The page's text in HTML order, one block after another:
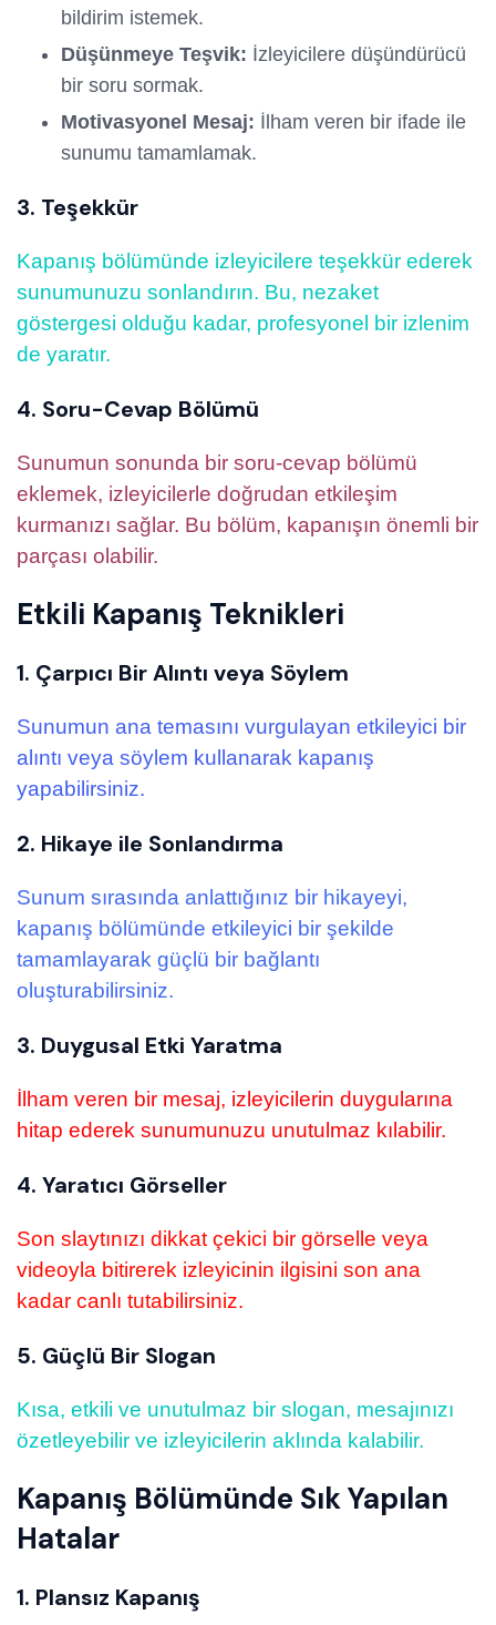
bildirim istemek.
Düşünmeye Teşvik: İzleyicilere düşündürücü
bir soru sormak.
Motivasyonel Mesaj: İlham veren bir ifade ile
sunumu tamamlamak.
3. Teşekkür
Kapanış bölümünde izleyicilere teşekkür ederek
sunumunuzu sonlandırın. Bu, nezaket
göstergesi olduğu kadar, profesyonel bir izlenim
de yaratır.
4. Soru-Cevap Bölümü
Sunumun sonunda bir soru-cevap bölümü
eklemek, izleyicilerle doğrudan etkileşim
kurmanızı sağlar. Bu bölüm, kapanışın önemli bir
parçası olabilir.
Etkili Kapanış Teknikleri
1. Çarpıcı Bir Alıntı veya Söylem
Sunumun ana temasını vurgulayan etkileyici bir
alıntı veya söylem kullanarak kapanış
yapabilirsiniz.
2. Hikaye ile Sonlandırma
Sunum sırasında anlattığınız bir hikayeyi,
kapanış bölümünde etkileyici bir şekilde
tamamlayarak güçlü bir bağlantı
oluşturabilirsiniz.
3. Duygusal Etki Yaratma
İlham veren bir mesaj, izleyicilerin duygularına
hitap ederek sunumunuzu unutulmaz kılabilir.
4. Yaratıcı Görseller
Son slaytınızı dikkat çekici bir görselle veya
videoyla bitirerek izleyicinin ilgisini son ana
kadar canlı tutabilirsiniz.
5. Güçlü Bir Slogan
Kısa, etkili ve unutulmaz bir slogan, mesajınızı
özetleyebilir ve izleyicilerin aklında kalabilir.
Kapanış Bölümünde Sık Yapılan
Hatalar
1. Plansız Kapanış